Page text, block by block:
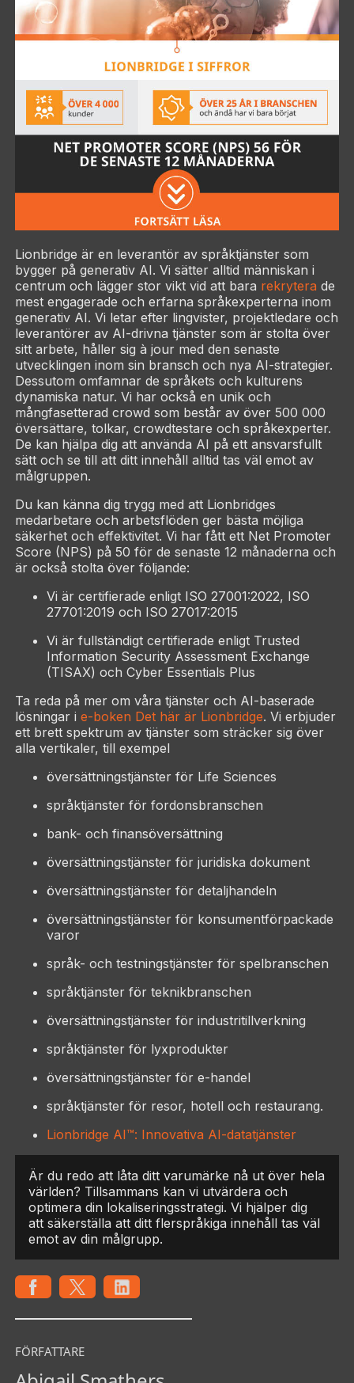
Lionbridge är en leverantör av språktjänster som
bygger på generativ AI. Vi sätter alltid människan i
centrum och lägger stor vikt vid att bara rekrytera de
mest engagerade och erfarna språkexperterna inom
generativ AI. Vi letar efter lingvister, projektledare och
leverantörer av AI-drivna tjänster som är stolta över
sitt arbete, håller sig à jour med den senaste
utvecklingen inom sin bransch och nya AI-strategier.
Dessutom omfamnar de språkets och kulturens
dynamiska natur. Vi har också en unik och
mångfasetterad crowd som består av över 500 000
översättare, tolkar, crowdtestare och språkexperter.
De kan hjälpa dig att använda AI på ett ansvarsfullt
sätt och se till att ditt innehåll alltid tas väl emot av
målgruppen.
Du kan känna dig trygg med att Lionbridges
medarbetare och arbetsflöden ger bästa möjliga
säkerhet och effektivitet. Vi har fått ett Net Promoter
Score (NPS) på 50 för de senaste 12 månaderna och
är också stolta över följande:
Vi är certifierade enligt ISO 27001:2022, ISO
27701:2019 och ISO 27017:2015
Vi är fullständigt certifierade enligt Trusted
Information Security Assessment Exchange
(TISAX) och Cyber Essentials Plus
Ta reda på mer om våra tjänster och AI-baserade
lösningar i e-boken Det här är Lionbridge. Vi erbjuder
ett brett spektrum av tjänster som sträcker sig över
alla vertikaler, till exempel
översättningstjänster för Life Sciences
språktjänster för fordonsbranschen
bank- och finansöversättning
översättningstjänster för juridiska dokument
översättningstjänster för detaljhandeln
översättningstjänster för konsumentförpackade
varor
språk- och testningstjänster för spelbranschen
språktjänster för teknikbranschen
översättningstjänster för industritillverkning
språktjänster för lyxprodukter
översättningstjänster för e-handel
språktjänster för resor, hotell och restaurang.
Lionbridge AI™: Innovativa AI-datatjänster
Är du redo att låta ditt varumärke nå ut över hela
världen? Tillsammans kan vi utvärdera och
optimera din lokaliseringsstrategi. Vi hjälper dig
att säkerställa att ditt flerspråkiga innehåll tas väl
emot av din målgrupp.
FÖRFATTARE